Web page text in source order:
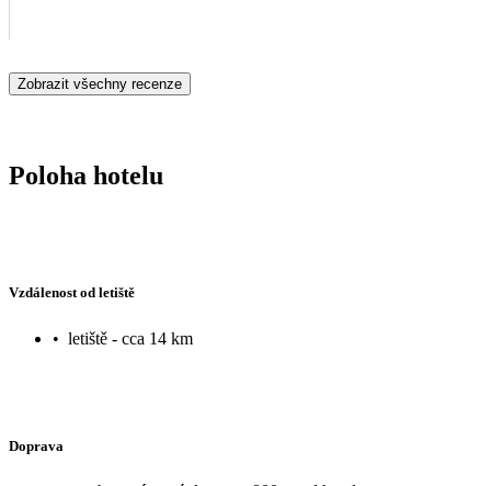
Zobrazit všechny recenze
Poloha hotelu
Vzdálenost od letiště
• letiště - cca 14 km
Doprava